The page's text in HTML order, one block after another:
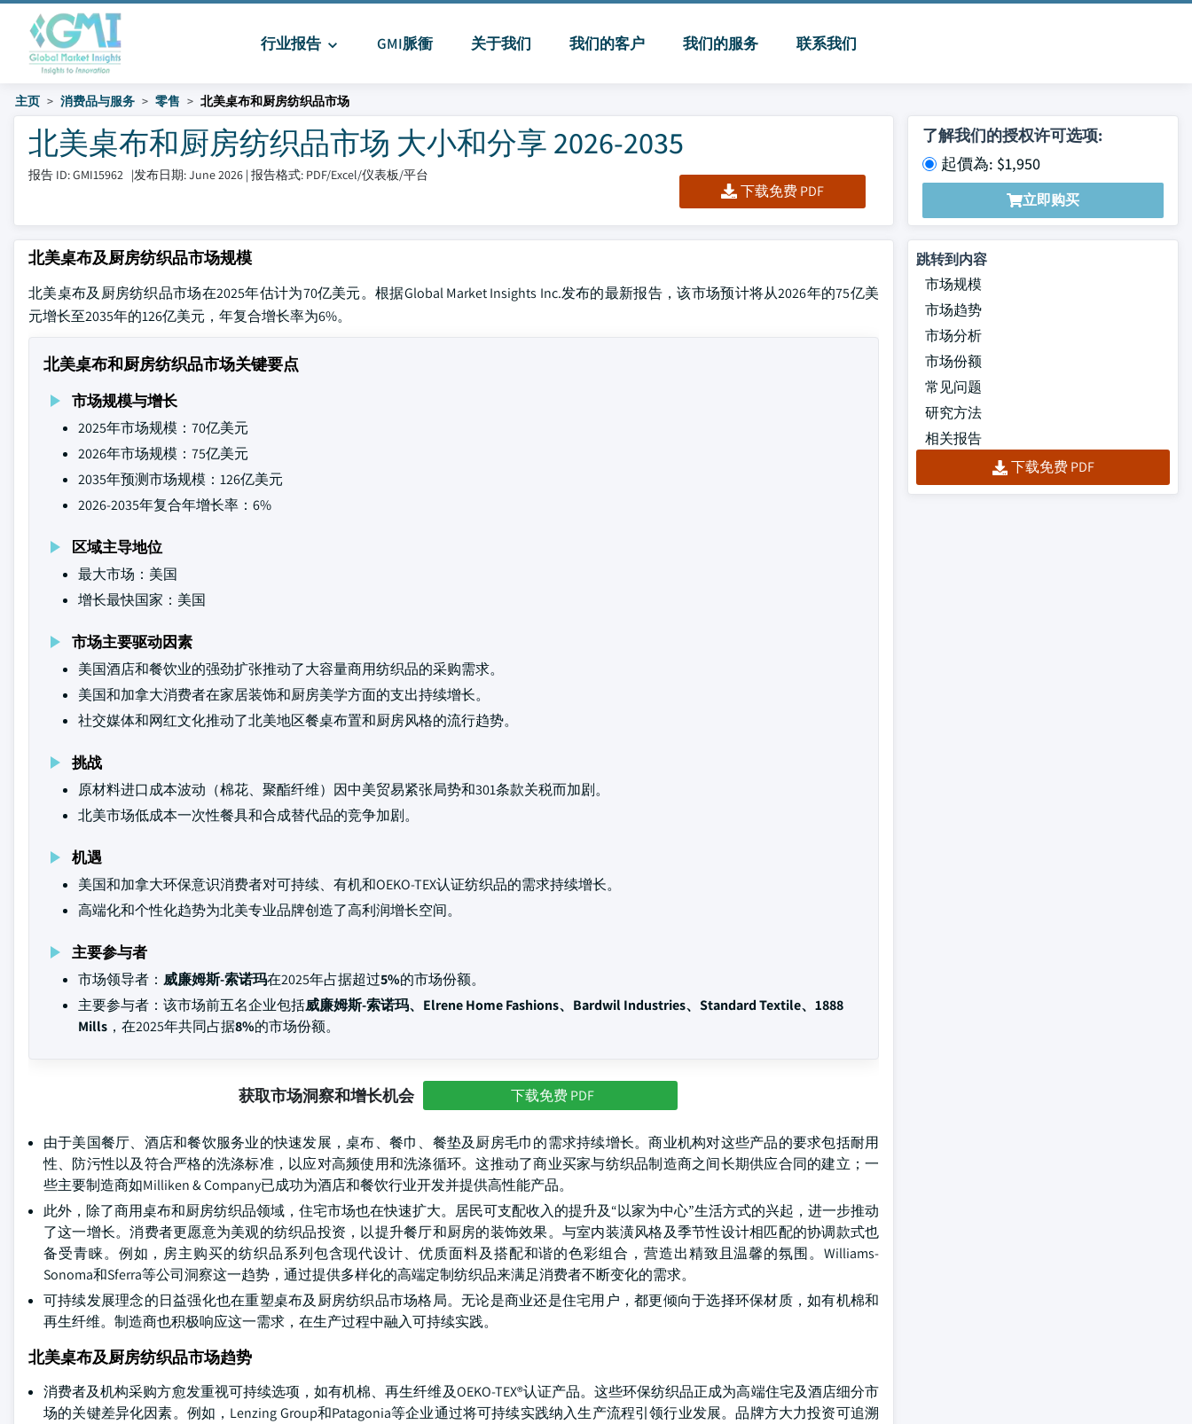
行业报告 GMI脈衝 关于我们 我们的客户 我们的服务 联系我们
主页 消费品与服务 零售 北美桌布和厨房纺织品市场
北美桌布和厨房纺织品市场 大小和分享 2026-2035
报告 ID: GMI15962 |发布日期: June 2026 | 报告格式: PDF/Excel/仪表板/平台
下载免费 PDF
了解我们的授权许可选项:
起價為: $1,950
立即购买
北美桌布及厨房纺织品市场规模
北美桌布及厨房纺织品市场在2025年估计为70亿美元。根据Global Market Insights Inc.发布的最新报告，该市场预计将从2026年的75亿美
元增长至2035年的126亿美元，年复合增长率为6%。
北美桌布和厨房纺织品市场关键要点
市场规模与增长
2025年市场规模：70亿美元
2026年市场规模：75亿美元
2035年预测市场规模：126亿美元
2026-2035年复合年增长率：6%
区域主导地位
最大市场：美国
增长最快国家：美国
市场主要驱动因素
美国酒店和餐饮业的强劲扩张推动了大容量商用纺织品的采购需求。
美国和加拿大消费者在家居装饰和厨房美学方面的支出持续增长。
社交媒体和网红文化推动了北美地区餐桌布置和厨房风格的流行趋势。
挑战
原材料进口成本波动（棉花、聚酯纤维）因中美贸易紧张局势和301条款关税而加剧。
北美市场低成本一次性餐具和合成替代品的竞争加剧。
机遇
美国和加拿大环保意识消费者对可持续、有机和OEKO-TEX认证纺织品的需求持续增长。
高端化和个性化趋势为北美专业品牌创造了高利润增长空间。
主要参与者
市场领导者： 威廉姆斯-索诺玛在2025年占据超过5%的市场份额。
主要参与者：该市场前五名企业包括威廉姆斯-索诺玛、Elrene Home Fashions、Bardwil Industries、Standard Textile、1888
Mills ，在2025年共同占据8%的市场份额。
获取市场洞察和增长机会 下载免费 PDF
由于美国餐厅、酒店和餐饮服务业的快速发展，桌布、餐巾、餐垫及厨房毛巾的需求持续增长。商业机构对这些产品的要求包括耐用
性、防污性以及符合严格的洗涤标准，以应对高频使用和洗涤循环。这推动了商业买家与纺织品制造商之间长期供应合同的建立；一
些主要制造商如Milliken & Company已成功为酒店和餐饮行业开发并提供高性能产品。
此外，除了商用桌布和厨房纺织品领域，住宅市场也在快速扩大。居民可支配收入的提升及“以家为中心”生活方式的兴起，进一步推动
了这一增长。消费者更愿意为美观的纺织品投资，以提升餐厅和厨房的装饰效果。与室内装潢风格及季节性设计相匹配的协调款式也
备受青睐。例如，房主购买的纺织品系列包含现代设计、优质面料及搭配和谐的色彩组合，营造出精致且温馨的氛围。Williams-
Sonoma和Sferra等公司洞察这一趋势，通过提供多样化的高端定制纺织品来满足消费者不断变化的需求。
可持续发展理念的日益强化也在重塑桌布及厨房纺织品市场格局。无论是商业还是住宅用户，都更倾向于选择环保材质，如有机棉和
再生纤维。制造商也积极响应这一需求，在生产过程中融入可持续实践。
北美桌布及厨房纺织品市场趋势
消费者及机构采购方愈发重视可持续选项，如有机棉、再生纤维及OEKO-TEX®认证产品。这些环保纺织品正成为高端住宅及酒店细分市
场的关键差异化因素。例如，Lenzing Group和Patagonia等企业通过将可持续实践纳入生产流程引领行业发展。品牌方大力投资可追溯
跳转到内容
市场规模
市场趋势
市场分析
市场份额
常见问题
研究方法
相关报告
下载免费 PDF